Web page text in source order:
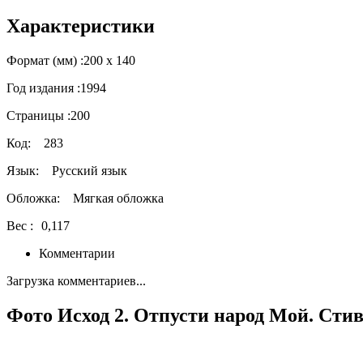
Характеристики
Формат (мм) :200 х 140
Год издания :1994
Страницы :200
Код: 283
Язык: Русский язык
Обложка: Мягкая обложка
Вес :
0,117
Комментарии
Загрузка комментариев...
Фото Исход 2. Отпусти народ Мой.